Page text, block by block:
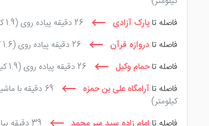
فاصله تا پارک آزادی 26 دقیقه پیاده روی
(1.9 کیلومتر)
فاصله تا دروازه قرآن 26 دقیقه پیاده روی
(1.6 کیلومتر)
فاصله تاحمام وکیل 26 دقیقه پیاده روی
(1.9 کیلومتر)
فاصله تا آرامگاه علی بن حمزه 69 دقیقه با ماشین
کیلومتر)